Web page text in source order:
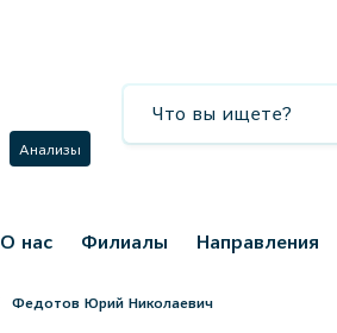
Анализы
О нас Филиалы Направления
Федотов Юрий Николаевич